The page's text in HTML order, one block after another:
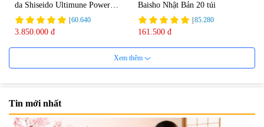
da Shiseido Ultimune Power
75ml
60.640
3.850.000 đ
Baisho Nhật Bản 20 túi
85.280
161.500 đ
Xem thêm
Tin mới nhất